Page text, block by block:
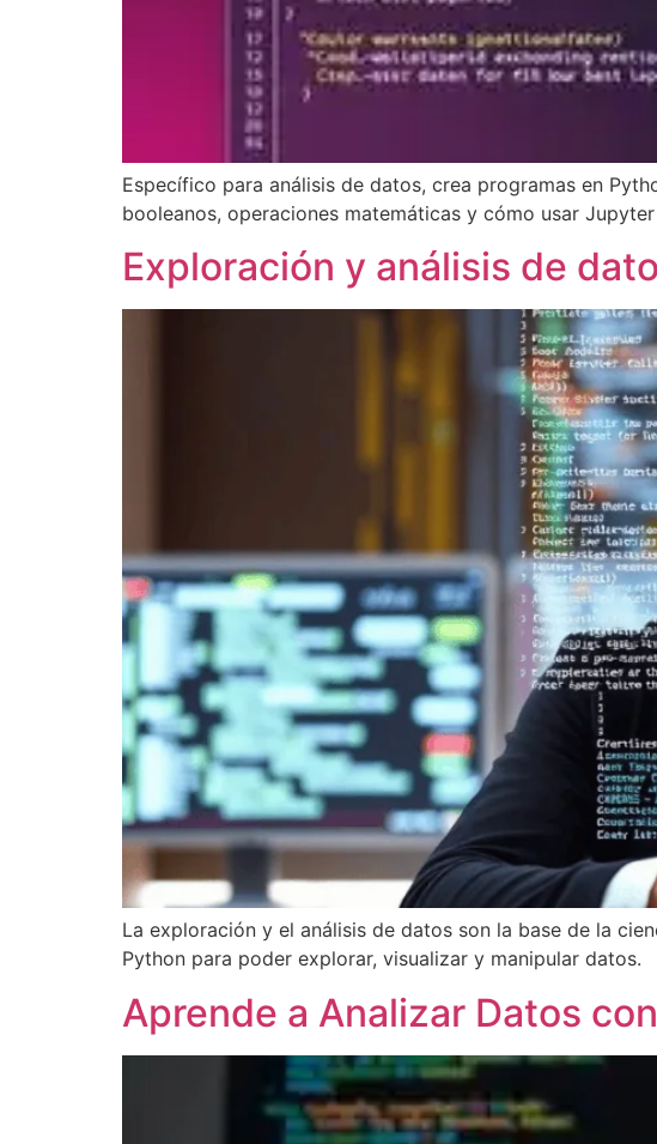
Específico para análisis de datos, crea programas en
booleanos, operaciones matemáticas y cómo usar
Exploración y análisis de
La exploración y el análisis de datos son la base de la
Python para poder explorar, visualizar y manipular datos.
Aprende a Analizar Datos